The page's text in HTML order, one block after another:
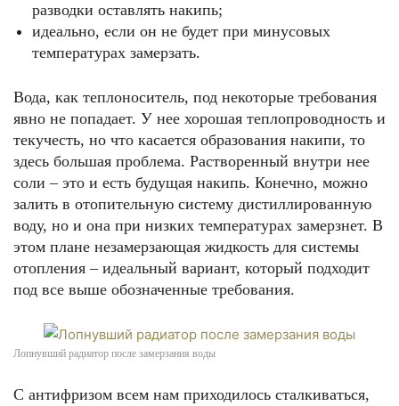
разводки оставлять накипь;
идеально, если он не будет при минусовых
температурах замерзать.
Вода, как теплоноситель, под некоторые требования
явно не попадает. У нее хорошая теплопроводность и
текучесть, но что касается образования накипи, то
здесь большая проблема. Растворенный внутри нее
соли – это и есть будущая накипь. Конечно, можно
залить в отопительную систему дистиллированную
воду, но и она при низких температурах замерзнет. В
этом плане незамерзающая жидкость для системы
отопления – идеальный вариант, который подходит
под все выше обозначенные требования.
Лопнувший радиатор после замерзания воды
С антифризом всем нам приходилось сталкиваться,